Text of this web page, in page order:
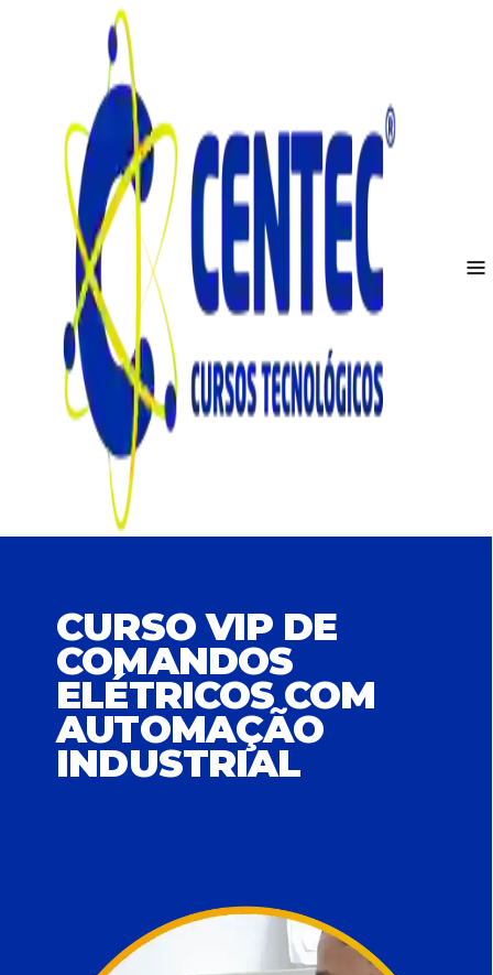
CURSO VIP DE
COMANDOS
ELÉTRICOS COM
AUTOMAÇÃO
INDUSTRIAL